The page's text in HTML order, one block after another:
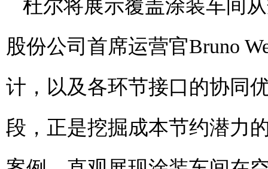
杜尔将展示覆盖涂装车间
股份公司首席运营官Bruno
计，以及各环节接口的协同
段，正是挖掘成本节约潜力